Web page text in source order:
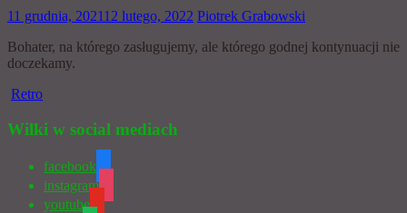
11 grudnia, 202112 lutego, 2022 Piotrek Grabowski
Bohater, na którego zasługujemy, ale którego godnej kontynuacji nie
doczekamy.
Retro
Wilki w social mediach
facebook
instagram
youtube